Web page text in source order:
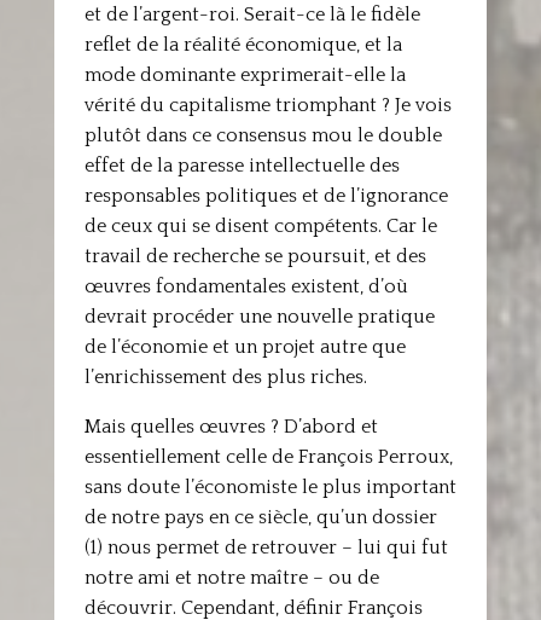
et de l’argent-roi. Serait-ce là le fidèle
reflet de la réalité économique, et la
mode dominante exprimerait-elle la
vérité du capitalisme triomphant ? Je vois
plutôt dans ce consensus mou le double
effet de la paresse intellectuelle des
responsables politiques et de l’ignorance
de ceux qui se disent compétents. Car le
travail de recherche se poursuit, et des
œuvres fondamentales existent, d’où
devrait procéder une nouvelle pratique
de l’économie et un projet autre que
l’enrichissement des plus riches.
Mais quelles œuvres ? D’abord et
essentiellement celle de François Perroux,
sans doute l’économiste le plus important
de notre pays en ce siècle, qu’un dossier
(1) nous permet de retrouver – lui qui fut
notre ami et notre maître – ou de
découvrir. Cependant, définir François